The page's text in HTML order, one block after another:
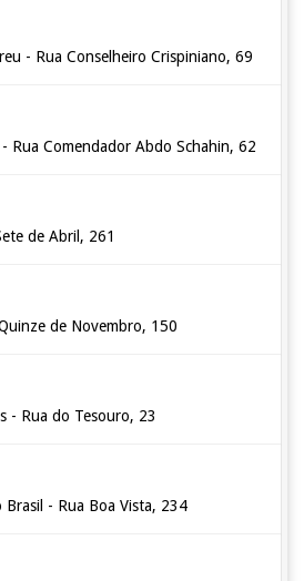
- Rua Conselheiro Crispiniano, 69
Rua Comendador Abdo Schahin, 62
de Abril, 261
de Novembro, 150
- Rua do Tesouro, 23
Brasil - Rua Boa Vista, 234